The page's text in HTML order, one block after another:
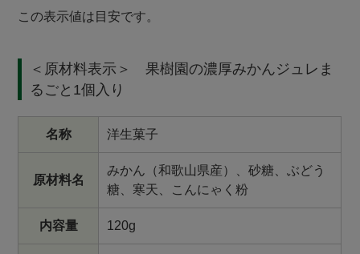
この表示値は目安です。
＜原材料表示＞ 果樹園の濃厚みかんジュレま
るごと1個入り
名称 洋生菓子
原材料名
みかん（和歌山県産）、砂糖、ぶどう
糖、寒天、こんにゃく粉
内容量 120g